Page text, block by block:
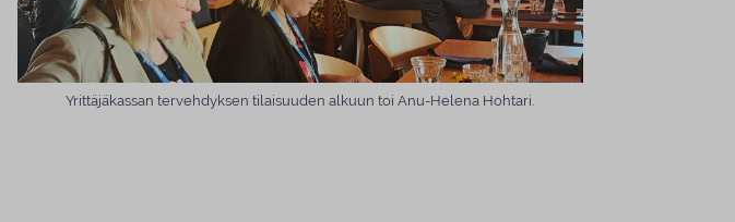
Yrittäjäkassan tervehdyksen tilaisuuden alkuun toi Anu-Helena Hohtari.